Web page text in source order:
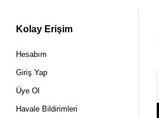
Kolay Erişim
Hesabım
Giriş Yap
Üye Ol
Havale Bildirimleri